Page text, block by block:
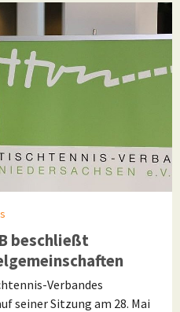
beschließt
Verbandes
seiner Sitzung am 28. Mai